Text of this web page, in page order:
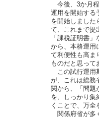
今後、3か月
運用を開始する
を開始しました
て、これまで提
「課税証明書
から、本格運用
て利便性も高ま
ものだと思って
この試行運用
が、これは総務
関から、「問題
を、しっかり集
くことで、万全
関係府省が多